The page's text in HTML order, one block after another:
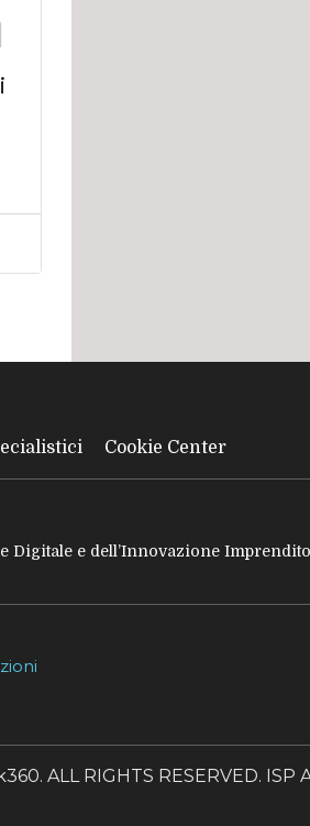
Cookie Center
e dell’Innovazione
ALL RIGHTS RESERVED. ISP